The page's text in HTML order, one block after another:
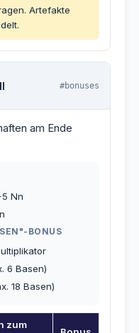
Artefakte
#bonuses
am Ende
Nn
BONUS
6 Basen)
18 Basen)
zum